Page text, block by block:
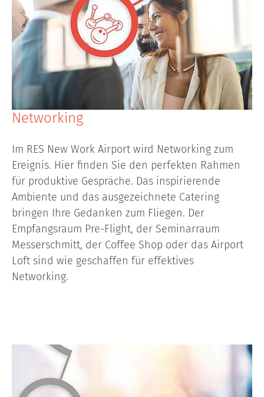
Networking
Im RES New Work Airport wird Networking zum
Ereignis. Hier finden Sie den perfekten Rahmen
für produktive Gespräche. Das inspirierende
Ambiente und das ausgezeichnete Catering
bringen Ihre Gedanken zum Fliegen. Der
Empfangsraum Pre-Flight, der Seminarraum
Messerschmitt, der Coffee Shop oder das Airport
Loft sind wie geschaffen für effektives
Networking.